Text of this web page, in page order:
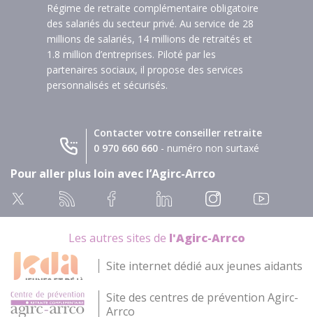
Régime de retraite complémentaire obligatoire
des salariés du secteur privé. Au service de 28
millions de salariés, 14 millions de retraités et
1.8 million d’entreprises. Piloté par les
partenaires sociaux, il propose des services
personnalisés et sécurisés.
Contacter votre conseiller retraite
0 970 660 660- numéro non surtaxé
Pour aller plus loin avec l’Agirc-Arrco
Les autres sites de l'Agirc-Arrco
Site internet dédié aux jeunes aidants
Site des centres de prévention Agirc-
Arrco